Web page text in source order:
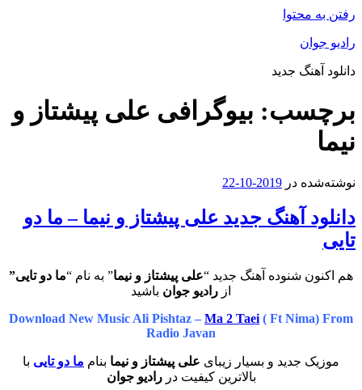
رفتن به محتوا
رادیو جوان
دانلود آهنگ جدید
برچسب: بیوگرافی علی پیشتاز و
نیما
نوشته‌شده در 2019-10-22
دانلود آهنگ جدید علی پیشتاز و نیما – ما دو
تایی
هم اکنون شنوده آهنگ جدید “علی پیشتاز و نیما” به نام “ما دو تایی”
از رادیو جوان باشید
Download New Music Ali Pishtaz – Ma 2 Taei ( Ft Nima) From
Radio Javan
موزیک جدید و بسیار زیبای علی پیشتاز و نیما بنام ما دو تایی با
بالاترین کیفیت دررادیو جوان